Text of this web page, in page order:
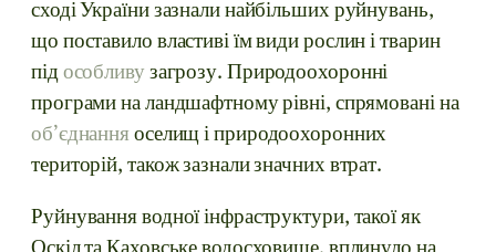
сході України зазнали найбільших руйнувань,
що поставило властиві їм види рослин і тварин
під особливузагрозу. Природоохоронні
програми на ландшафтному рівні, спрямовані на
об’єднання оселищ і природоохоронних
територій, також зазнали значних втрат.
Руйнування водної інфраструктури, такої як